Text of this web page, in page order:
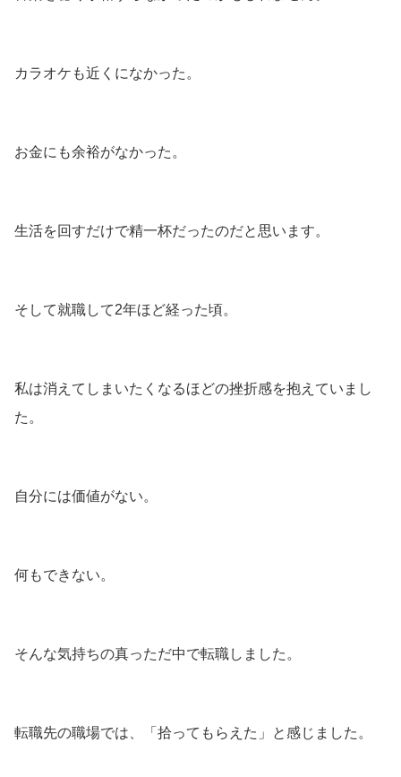
カラオケも近くになかった。
お金にも余裕がなかった。
生活を回すだけで精一杯だったのだと思います。
そして就職して2年ほど経った頃。
私は消えてしまいたくなるほどの挫折感を抱えていまし
た。
自分には価値がない。
何もできない。
そんな気持ちの真っただ中で転職しました。
転職先の職場では、「拾ってもらえた」と感じました。